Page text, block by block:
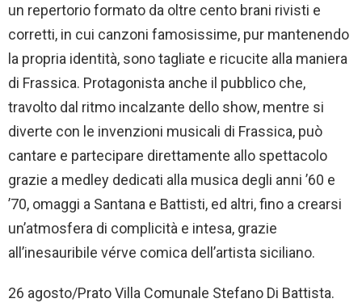
un repertorio formato da oltre cento brani rivisti e
corretti, in cui canzoni famosissime, pur mantenendo
la propria identità, sono tagliate e ricucite alla maniera
di Frassica. Protagonista anche il pubblico che,
travolto dal ritmo incalzante dello show, mentre si
diverte con le invenzioni musicali di Frassica, può
cantare e partecipare direttamente allo spettacolo
grazie a medley dedicati alla musica degli anni ’60 e
’70, omaggi a Santana e Battisti, ed altri, fino a crearsi
un’atmosfera di complicità e intesa, grazie
all’inesauribile vérve comica dell’artista siciliano.
26 agosto/Prato Villa Comunale Stefano Di Battista.